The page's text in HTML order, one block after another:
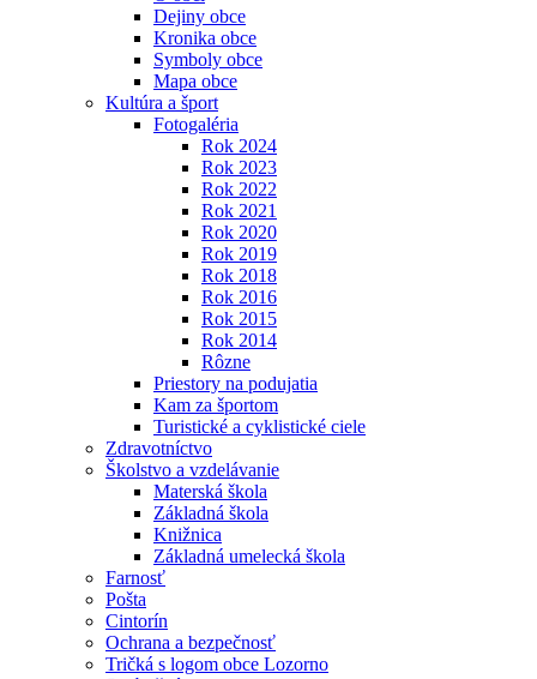
Dejiny obce
Kronika obce
Symboly obce
Mapa obce
Kultúra a šport
Fotogaléria
Rok 2024
Rok 2023
Rok 2022
Rok 2021
Rok 2020
Rok 2019
Rok 2018
Rok 2016
Rok 2015
Rok 2014
Rôzne
Priestory na podujatia
Kam za športom
Turistické a cyklistické ciele
Zdravotníctvo
Školstvo a vzdelávanie
Materská škola
Základná škola
Knižnica
Základná umelecká škola
Farnosť
Pošta
Cintorín
Ochrana a bezpečnosť
Tričká s logom obce Lozorno